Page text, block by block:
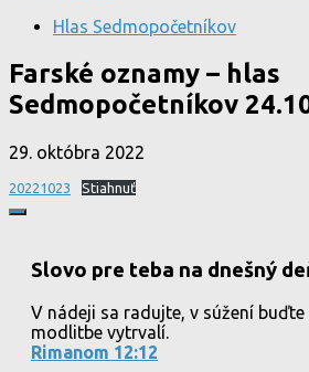
Hlas Sedmopočetníkov
Farské oznamy – hlas
Sedmopočetníkov
29. októbra 2022
20221023 Stiahnuť
Slovo pre teba na dnešný
V nádeji sa radujte, v súžení
modlitbe vytrvalí.
Rimanom 12:12